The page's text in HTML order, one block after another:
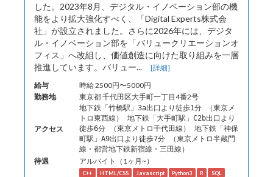
した。2023年8月、デジタル・イノベーション部の機
能をより拡大強化すべく、「Digital Experts株式会
社」が設立されました。さらに2026年には、デジタ
ル・イノベーション部を「バリュークリエーションオ
フィス」へ改組し、価値創造に向けた取り組みを一層
推進しています。バリュー... [詳細]
給与
時給 2500円〜5000円
勤務地
東京都 千代田区大手町一丁目4番2号
アクセス
地下鉄「竹橋駅」3a出口より徒歩1分 （東京メ
トロ東西線） 地下鉄「大手町駅」C2b出口より
徒歩6分 （東京メトロ千代田線） 地下鉄「神保
町駅」A9出口より徒歩7分 （東京メトロ半蔵門
線・都営地下鉄新宿線・三田線）
待遇 アルバイト（1ヶ月~）
C++ HTML/CSS Javascript Python3 R
SQL